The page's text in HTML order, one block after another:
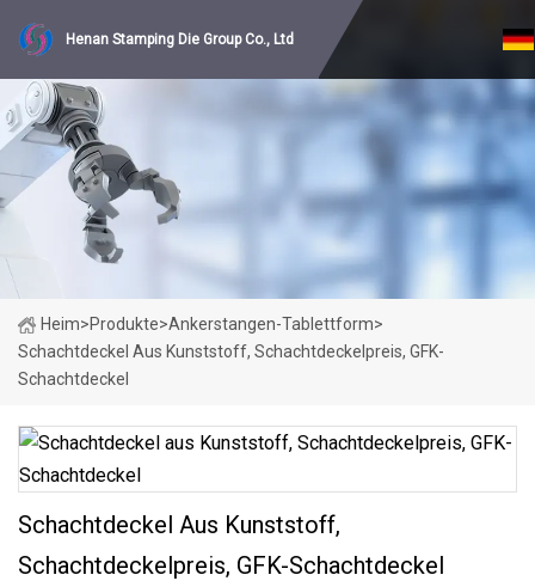
Henan Stamping Die Group Co., Ltd
Heim>Produkte>Ankerstangen-Tablettform>
Schachtdeckel Aus Kunststoff, Schachtdeckelpreis, GFK-
Schachtdeckel
Schachtdeckel Aus Kunststoff,
Schachtdeckelpreis, GFK-Schachtdeckel